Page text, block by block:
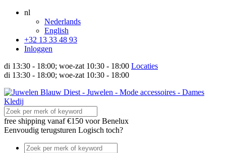
nl
Nederlands
English
+32 13 33 48 93
Inloggen
di 13:30 - 18:00; woe-zat 10:30 - 18:00 Locaties
di 13:30 - 18:00; woe-zat 10:30 - 18:00
free shipping vanaf €150 voor Benelux
Eenvoudig terugsturen Logisch toch?